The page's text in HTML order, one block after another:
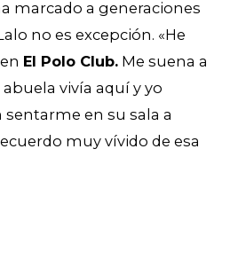
marcado a generaciones
no es excepción. «He
El Polo Club. Me suena a
vivía aquí y yo
en su sala a
muy vívido de esa